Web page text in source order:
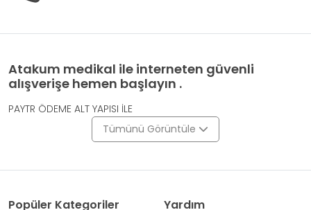
Atakum medikal ile interneten güvenli
alışverişe hemen başlayın .
PAYTR ÖDEME ALT YAPISI İLE
Tümünü Görüntüle
Popüler Kategoriler Yardım